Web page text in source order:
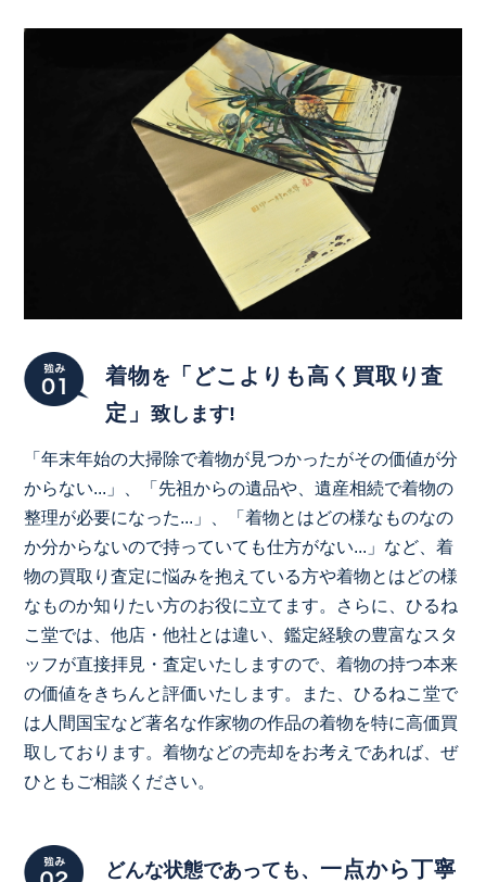
着物を
「どこよりも高く買取り査
定」致します!
「年末年始の大掃除で着物が見つかったがその価値が分
からない...」、「先祖からの遺品や、遺産相続で着物の
整理が必要になった...」、「着物とはどの様なものなの
か分からないので持っていても仕方がない...」など、着
物の買取り査定に悩みを抱えている方や着物とはどの様
なものか知りたい方のお役に立てます。さらに、ひるね
こ堂では、他店・他社とは違い、鑑定経験の豊富なスタ
ッフが直接拝見・査定いたしますので、着物の持つ本来
の価値をきちんと評価いたします。また、ひるねこ堂で
は人間国宝など著名な作家物の作品の着物を特に高価買
取しております。着物などの売却をお考えであれば、ぜ
ひともご相談ください。
どんな状態であっても、 一点から丁寧